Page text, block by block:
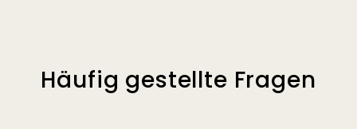
Häufig gestellte Fragen